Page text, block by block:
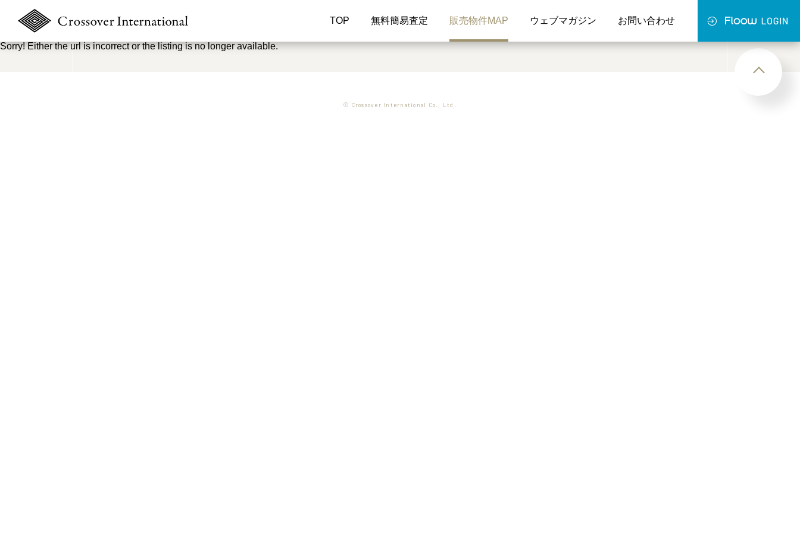
TOP 無料簡易査定 販売物件MAP ウェブマガジン お問い合わせ
Sorry! Either the url is incorrect or the listing is no longer available.
© Crossover International Co., Ltd.